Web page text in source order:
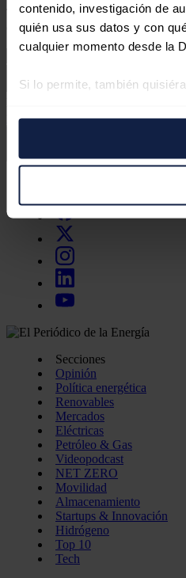
contenido, investigación de
quién usa sus datos y con
cualquier momento desde la
Si lo permite, también
Identificar su
específicas (huellas
Obtenga más información
preferencias en lasección
momento en la Declaración
Las cookies de este sitio
funciones de redes sociales
uso que haga del sitio web
recopilado a partir del uso
Tu dirección de correo electrónico
campos son obligatorios
privacidadyTérminos de servicio
Enviar comentario
Secciones
Opinión
Política energética
Renovables
Mercados
Eléctricas
Petróleo & Gas
Videopodcast
NET ZERO
Movilidad
Almacenamiento
Startups & Innovación
Hidrógeno
Top 10
Tech